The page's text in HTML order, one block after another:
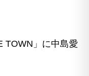
TOWN」に中島愛